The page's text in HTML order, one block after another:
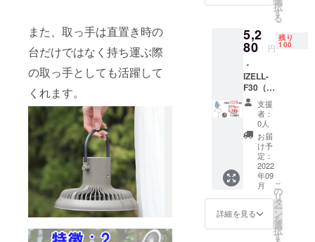
また、取っ手は直置き時の
台だけではなく持ち運ぶ際
の取っ手としても活躍して
くれます。
はご用
さい）
・説明
書×1
択
す
る
5,2
80 円
残り
100
・
IZELL-
F30（ホ
ワイ
ト）×1
・本体
×1 ・三
脚×1 ・
リモコ
ン×1 ・
充電
ケーブ
ル×１
（アダ
プター
はご用
支援
者：
0人
お届
け予
定：
2022
年09
月
詳細を見る
こ
の
リ
タ
ー
ン
を
選
択
す